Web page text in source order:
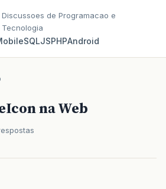
Discussoes de Programacao e
Tecnologia
SQLJSPHPAndroid
na Web